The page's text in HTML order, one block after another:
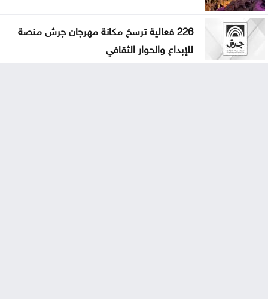
226 فعالية ترسخ مكانة مهرجان جرش منصة
للإبداع والحوار الثقافي